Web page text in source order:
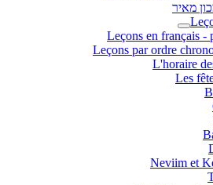
מאיר
Leçons en français -
Leçons par ordre
L'horaire
Les
Neviim et